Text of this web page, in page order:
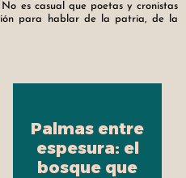
es casual que poetas y cronistas
para hablar de la patria, de la
Palmas entre
espesura: el
bosque que